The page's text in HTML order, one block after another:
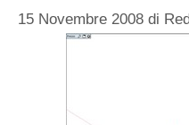
15 Novembre 2008 di